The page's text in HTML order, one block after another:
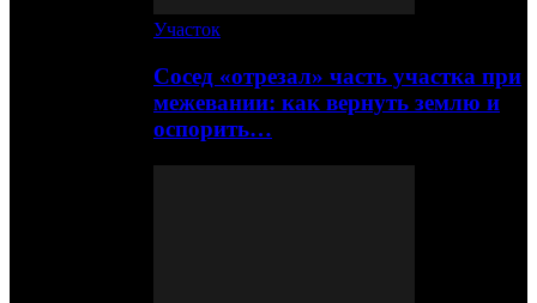
Участок
Сосед «отрезал» часть участка при
межевании: как вернуть землю и
оспорить…